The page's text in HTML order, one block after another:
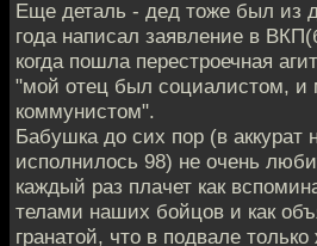
Еще деталь - дед тоже был из
года написал заявление в
когда пошла перестроечная
"мой отец был социалистом, и
коммунистом".
Бабушка до сих пор (в
исполнилось 98) не очень
каждый раз плачет как
телами наших бойцов и как
гранатой, что в подвале